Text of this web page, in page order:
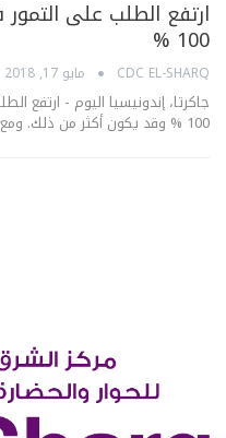
ارتفع الطلب على
100 %
CDC EL-SHARQ مايو 17, 2018
جاكرتا، إندونيسيا اليوم - ارتفع
100 % وقد يكون أكثر من ذلك. ومع ذلك، يبدو…